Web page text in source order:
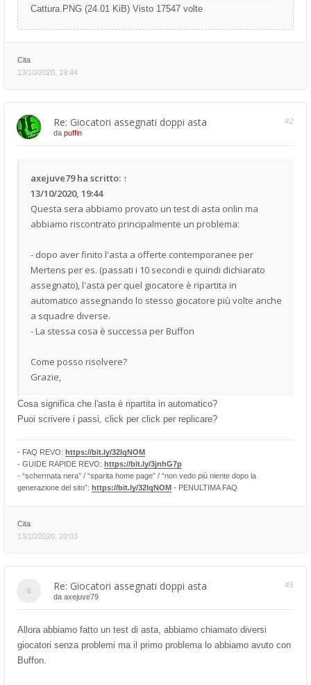
Cattura.PNG (24.01 KiB) Visto 17547 volte
Cita
13/10/2020, 19:44
Re: Giocatori assegnati doppi asta #2
da puffin
axejuve79ha scritto: ↑
13/10/2020, 19:44
Questa sera abbiamo provato un test di asta onlin ma
abbiamo riscontrato principalmente un problema:
- dopo aver finito l'asta a offerte contemporanee per
Mertens per es. (passati i 10 secondi e quindi dichiarato
assegnato), l'asta per quel giocatore è ripartita in
automatico assegnando lo stesso giocatore più volte anche
a squadre diverse.
- La stessa cosa è successa per Buffon
Come posso risolvere?
Grazie,
Cosa significa che l'asta è ripartita in automatico?
Puoi scrivere i passi, click per click per replicare?
- FAQ REVO: https://bit.ly/32lqNOM
- GUIDE RAPIDE REVO: https://bit.ly/3jnhG7p
- “schermata nera” / “sparita home page” / “non vedo più niente dopo la
generazione del sito”: https://bit.ly/32lqNOM - PENULTIMA FAQ
Cita
13/10/2020, 20:03
Re: Giocatori assegnati doppi asta #3
da axejuve79
Allora abbiamo fatto un test di asta, abbiamo chiamato diversi
giocatori senza problemi ma il primo problema lo abbiamo avuto con
Buffon.